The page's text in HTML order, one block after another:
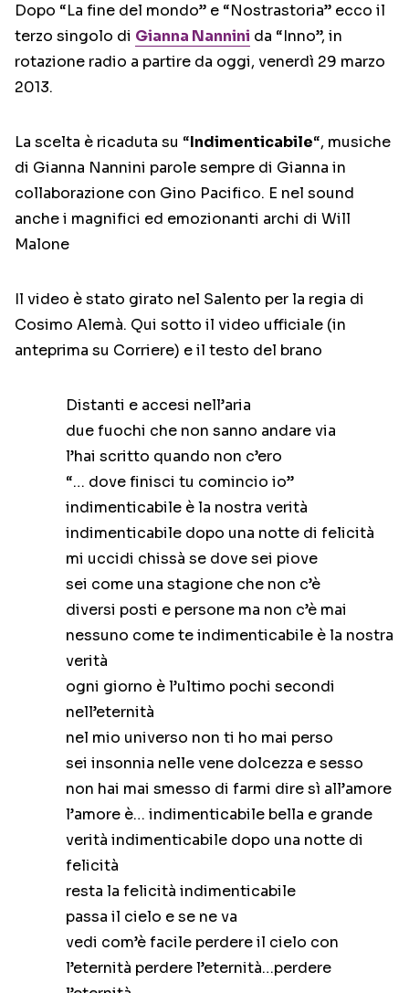
Dopo “La fine del mondo” e “Nostrastoria” ecco il
terzo singolo di Gianna Nannini da “Inno”, in
rotazione radio a partire da oggi, venerdì 29 marzo
2013.
La scelta è ricaduta su “Indimenticabile“, musiche
di Gianna Nannini parole sempre di Gianna in
collaborazione con Gino Pacifico. E nel sound
anche i magnifici ed emozionanti archi di Will
Malone
Il video è stato girato nel Salento per la regia di
Cosimo Alemà. Qui sotto il video ufficiale (in
anteprima su Corriere) e il testo del brano
Distanti e accesi nell’aria
due fuochi che non sanno andare via
l’hai scritto quando non c’ero
“… dove finisci tu comincio io”
indimenticabile è la nostra verità
indimenticabile dopo una notte di felicità
mi uccidi chissà se dove sei piove
sei come una stagione che non c’è
diversi posti e persone ma non c’è mai
nessuno come te indimenticabile è la nostra
verità
ogni giorno è l’ultimo pochi secondi
nell’eternità
nel mio universo non ti ho mai perso
sei insonnia nelle vene dolcezza e sesso
non hai mai smesso di farmi dire sì all’amore
l’amore è… indimenticabile bella e grande
verità indimenticabile dopo una notte di
felicità
resta la felicità indimenticabile
passa il cielo e se ne va
vedi com’è facile perdere il cielo con
l’eternità perdere l’eternità…perdere